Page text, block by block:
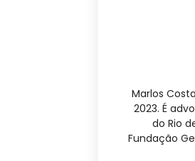
Marlos
2023. É
do Rio
Fundação